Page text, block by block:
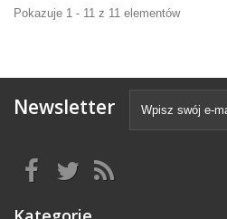
Pokazuje 1 - 11 z 11 elementów
Newsletter